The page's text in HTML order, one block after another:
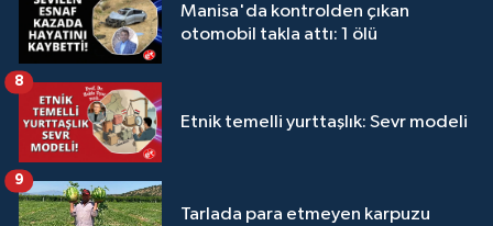
Manisa'da kontrolden çıkan
otomobil takla attı: 1 ölü
Etnik temelli yurttaşlık: Sevr modeli
8
Tarlada para etmeyen karpuzu
9